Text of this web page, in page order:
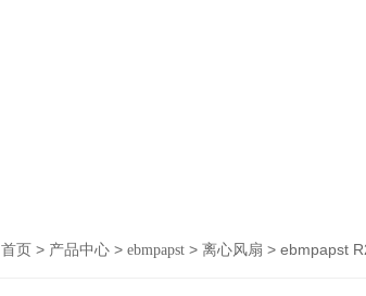
首页> 产品中心> ebmpapst> 离心风扇 > ebmpapst